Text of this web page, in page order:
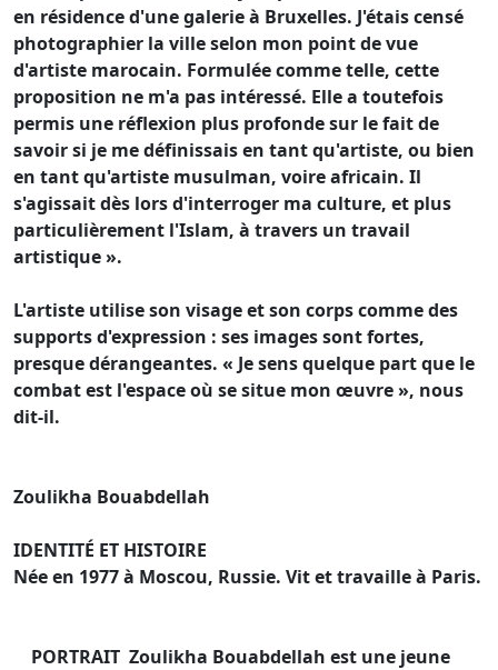
en résidence d'une galerie à Bruxelles. J'étais censé
photographier la ville selon mon point de vue
d'artiste marocain. Formulée comme telle, cette
proposition ne m'a pas intéressé. Elle a toutefois
permis une réflexion plus profonde sur le fait de
savoir si je me définissais en tant qu'artiste, ou bien
en tant qu'artiste musulman, voire africain. Il
s'agissait dès lors d'interroger ma culture, et plus
particulièrement l'Islam, à travers un travail
artistique ».
L'artiste utilise son visage et son corps comme des
supports d'expression : ses images sont fortes,
presque dérangeantes. « Je sens quelque part que le
combat est l'espace où se situe mon œuvre », nous
dit-il.
Zoulikha Bouabdellah
IDENTITÉ ET HISTOIRE
Née en 1977 à Moscou, Russie. Vit et travaille à Paris.
PORTRAIT Zoulikha Bouabdellah est une jeune